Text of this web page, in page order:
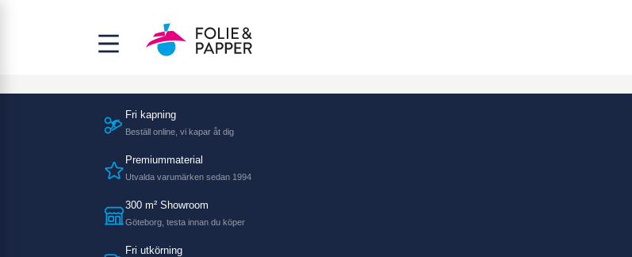
Fri kapning
Beställ online, vi kapar åt dig
Premiummaterial
Utvalda varumärken sedan 1994
300 m² Showroom
Göteborg, testa innan du köper
Fri utkörning